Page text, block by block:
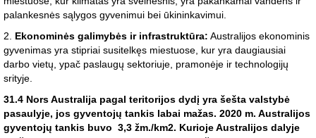
palankesnės sąlygos gyvenimui bei ūkininkavimui.
2. Ekonominės galimybės ir infrastruktūra: Australijos ekonominis
gyvenimas yra stipriai susitelkęs miestuose, kur yra daugiausiai
darbo vietų, ypač paslaugų sektoriuje, pramonėje ir technologijų
srityje.
31.4 Nors Australija pagal teritorijos dydį yra šešta valstybė
pasaulyje, jos gyventojų tankis labai mažas. 2020 m. Australijos
gyventojų tankis buvo 3,3 žm./km2. Kurioje Australijos dalyje